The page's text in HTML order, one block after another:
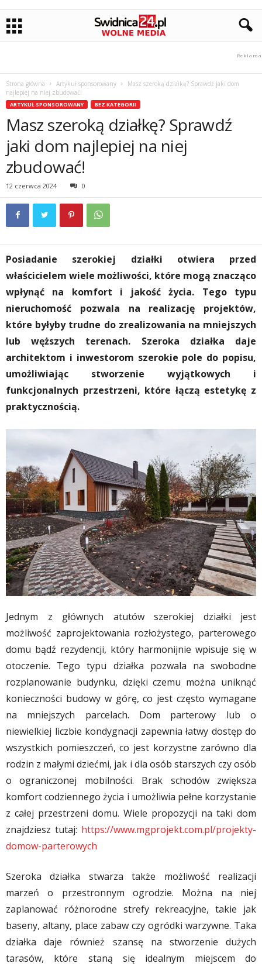
Strona główna Artykuł sponsorowany
Masz szeroką działkę? Sprawdź jaki dom
najlepiej na niej zbudować!
ARTYKUŁ SPONSOROWANY BEZ KATEGORII
Masz szeroką działkę? Sprawdź
jaki dom najlepiej na niej
zbudować!
12 czerwca 2024 0
Posiadanie szerokiej działki otwiera przed
właścicielem wiele możliwości, które mogą znacząco
wpłynąć na komfort i jakość życia. Tego typu
nieruchomość pozwala na realizację projektów,
które byłyby trudne do zrealizowania na mniejszych
lub węższych terenach. Szeroka działka daje
architektom i inwestorom szerokie pole do popisu,
umożliwiając stworzenie wyjątkowych i
funkcjonalnych przestrzeni, które łączą estetykę z
praktycznością.
Jednym z głównych atutów szerokiej działki jest
możliwość zaprojektowania rozłożystego, parterowego
domu bądź rezydencji, który harmonijnie wpisuje się w
otoczenie. Tego typu działka pozwala na swobodne
rozplanowanie budynku, dzięki czemu można uniknąć
konieczności budowy w górę, co jest często wymagane
na mniejszych parcelach. Dom parterowy lub o
niewielkiej liczbie kondygnacji zapewnia łatwy dostęp do
wszystkich pomieszczeń, co jest korzystne zarówno dla
rodzin z małymi dziećmi, jak i dla osób starszych czy osób
o ograniczonej mobilności. Brak schodów zwiększa
komfort codziennego życia i umożliwia pełne korzystanie
z całej przestrzeni domu. Wiele propozycji na taki dom
znajdziesz tutaj: https://www.mgprojekt.com.pl/projekty-
domow-parterowych
Szeroka działka stwarza także możliwość realizacji
marzeń o przestronnym ogrodzie. Można na niej
zaplanować różnorodne strefy rekreacyjne, takie jak
baseny, altany, place zabaw czy ogródki warzywne. Taka
działka daje również szansę na stworzenie dużych
tarasów, które staną się idealnym miejscem do